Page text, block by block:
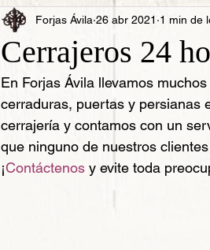
Cerrajeros 24
Forjas Ávila 26 abr 2021 1 min de
En Forjas Ávila llevamos
cerraduras, puertas y persianas
cerrajería y contamos con un
que ninguno de nuestros
¡Contáctenos y evite toda